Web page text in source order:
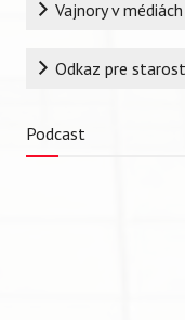
Vajnory v médiách
Odkaz pre
Podcast